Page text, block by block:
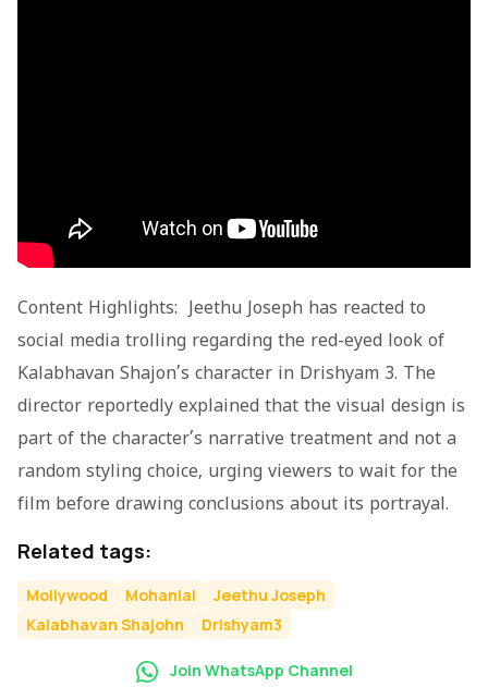
Content Highlights: Jeethu Joseph has reacted to
social media trolling regarding the red-eyed look of
Kalabhavan Shajon’s character in Drishyam 3. The
director reportedly explained that the visual design is
part of the character’s narrative treatment and not a
random styling choice, urging viewers to wait for the
film before drawing conclusions about its portrayal.
Related tags:
Mollywood Mohanlal
Jeethu Joseph
Kalabhavan Shajohn
Drishyam3
Join WhatsApp Channel